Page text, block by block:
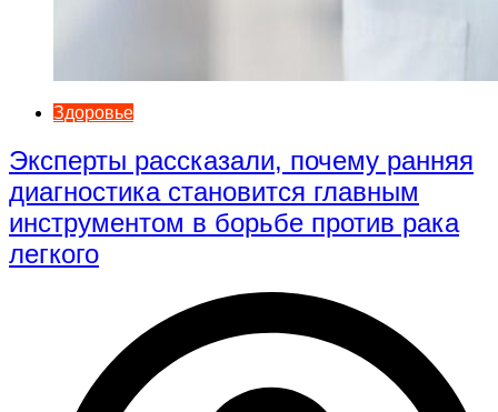
Здоровье
Эксперты рассказали, почему ранняя
диагностика становится главным
инструментом в борьбе против рака
легкого